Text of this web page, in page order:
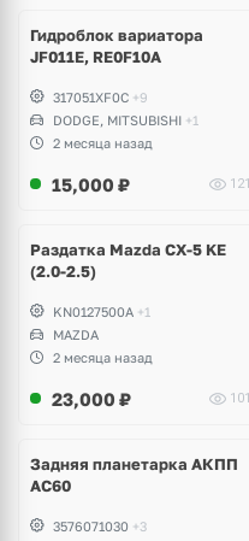
Гидроблок вариатора
JF011E, RE0F10A
317051XF0C +9
DODGE, MITSUBISHI +1
2 месяца назад
15,000 ₽ 121
Раздатка Mazda CX-5 KE
(2.0-2.5)
KN0127500A +1
MAZDA
2 месяца назад
23,000 ₽ 101
Задняя планетарка АКПП
AC60
3576071030 +3